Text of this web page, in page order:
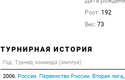
Рост: 192
Вес: 73
ТУРНИРНАЯ ИСТОРИЯ
Год. Турнир, команда (амплуа)
2006. Россия. Первенство России. Вторая лига